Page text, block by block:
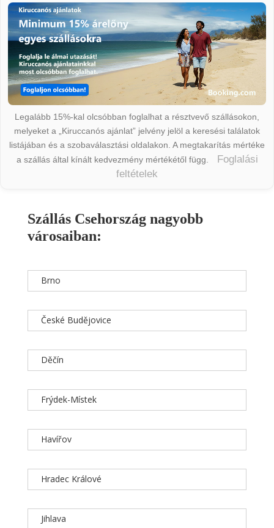
Legalább 15%-kal olcsóbban foglalhat a résztvevő szállásokon,
melyeket a „Kiruccanós ajánlat” jelvény jelöl a keresési találatok
listájában és a szobaválasztási oldalakon. A megtakarítás mértéke
a szállás által kínált kedvezmény mértékétől függ.
Foglalási
feltételek
Szállás Csehország nagyobb
városaiban:
Brno
České Budějovice
Děčín
Frýdek-Místek
Havířov
Hradec Králové
Jihlava